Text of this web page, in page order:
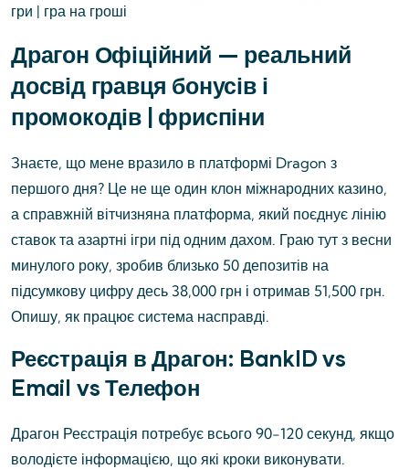
гри | гра на гроші
Драгон Офіційний — реальний
досвід гравця бонусів і
промокодів | фриспіни
Знаєте, що мене вразило в платформі Dragon з
першого дня? Це не ще один клон міжнародних казино,
а справжній вітчизняна платформа, який поєднує лінію
ставок та азартні ігри під одним дахом. Граю тут з весни
минулого року, зробив близько 50 депозитів на
підсумкову цифру десь 38,000 грн і отримав 51,500 грн.
Опишу, як працює система насправді.
Реєстрація в Драгон: BankID vs
Email vs Телефон
Драгон Реєстрація потребує всього 90-120 секунд, якщо
володієте інформацією, що які кроки виконувати.